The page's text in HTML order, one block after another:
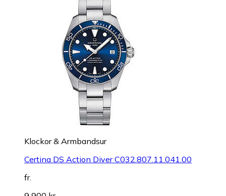
Klockor & Armbandsur
Certina DS Action Diver C032.807.11.041.00
fr.